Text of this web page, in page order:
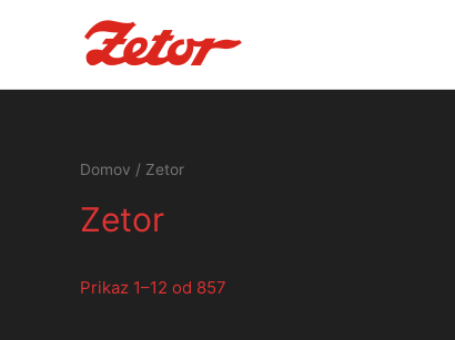
Domov / Zetor
Zetor
Prikaz 1–12 od 857